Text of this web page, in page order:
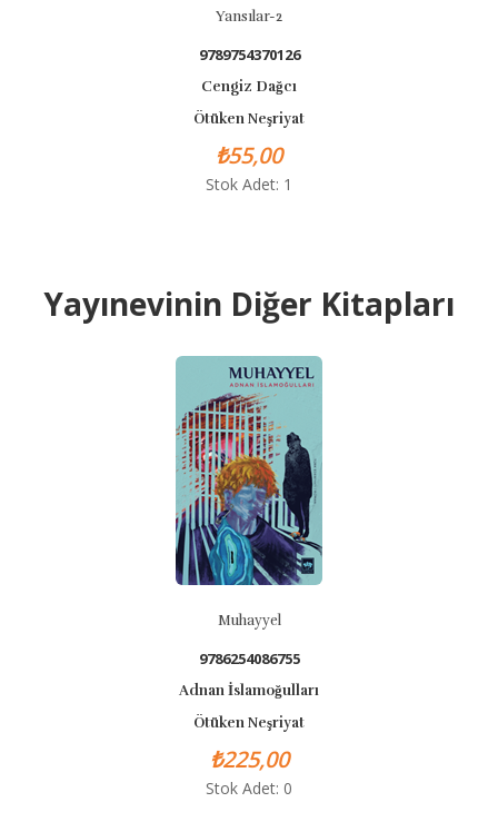
Yayınevinin Diğer Kitapları
Muhayyel
9786254086755
Adnan İslamoğulları
Ötüken Neşriyat
₺225,00
Stok Adet: 0